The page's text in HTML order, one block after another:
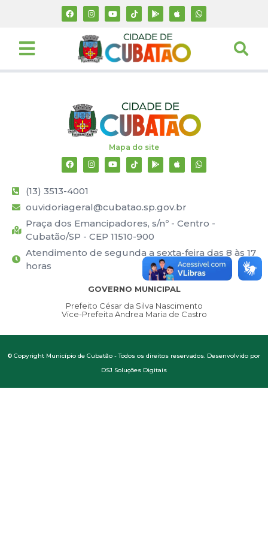
Mapa do site
(13) 3513-4001
ouvidoriageral@cubatao.sp.gov.br
Praça dos Emancipadores, s/nº - Centro -
Cubatão/SP - CEP 11510-900
Atendimento de segunda a sexta-feira das 8 às 17
horas
GOVERNO MUNICIPAL
Prefeito César da Silva Nascimento
Vice-Prefeita Andrea Maria de Castro
© Copyright Município de Cubatão - Todos os direitos reservados. Desenvolvido por
DSJ Soluções Digitais